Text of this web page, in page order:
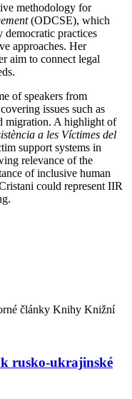
methodology for
(ODCSE), which
democratic practices
approaches. Her
aim to connect legal
of speakers from
issues such as
migration. A highlight of
a les Víctimes del
support systems in
relevance of the
of inclusive human
could represent IIR
články Knihy Knižní
k rusko-ukrajinské